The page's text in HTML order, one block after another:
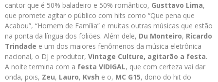
cantor que é 50% baladeiro e 50% romântico, Gusttavo Lima,
que promete agitar o público com hits como “Que pena que
Acabou”, “Homem de Família” e muitas outras músicas que estão
na ponta da língua dos foliões. Além dele, Du Monteiro, Ricardo
Trindade e um dos maiores fenômenos da música eletrônica
nacional, o DJ e produtor, Vintage Culture, agitarão a festa.
A noite termina com a festa VIDIGAL, que com certeza vai dar
onda, pois, Zeu, Lauro, Kvsh e o, MC G15, dono do hit do